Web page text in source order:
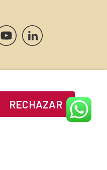
RECHAZAR